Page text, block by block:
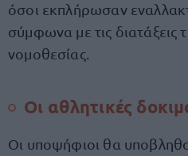
όσοι εκπλήρωσαν
σύμφωνα με τις διατάξεις
νομοθεσίας.
Οι αθλητικές
Οι υποψήφιοι θα